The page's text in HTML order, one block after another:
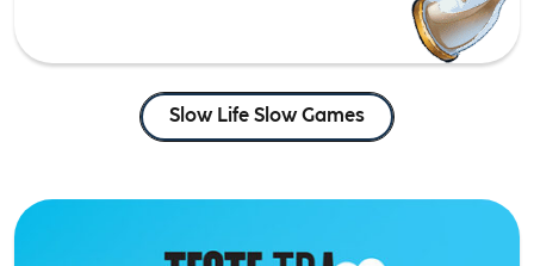
Slow Life Slow Games
Teste tra le nuvole